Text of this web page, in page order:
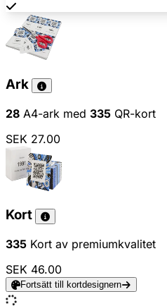
Ark
28 A4-ark med 335 QR-kort
SEK 27.00
Kort
335 Kort av premiumkvalitet
SEK 46.00
Fortsätt till kortdesignern